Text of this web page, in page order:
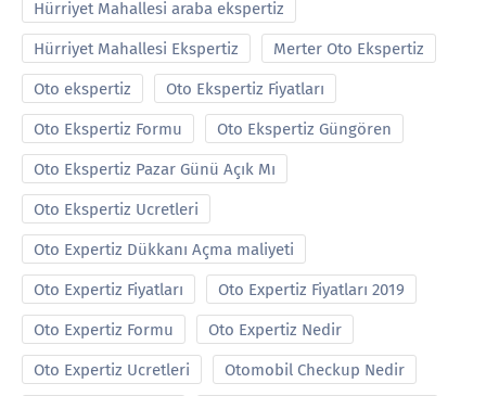
Hürriyet Mahallesi araba ekspertiz
Hürriyet Mahallesi Ekspertiz Merter Oto Ekspertiz
Oto ekspertiz Oto Ekspertiz Fiyatları
Oto Ekspertiz Formu Oto Ekspertiz Güngören
Oto Ekspertiz Pazar Günü Açık Mı
Oto Ekspertiz Ucretleri
Oto Expertiz Dükkanı Açma maliyeti
Oto Expertiz Fiyatları Oto Expertiz Fiyatları 2019
Oto Expertiz Formu Oto Expertiz Nedir
Oto Expertiz Ucretleri Otomobil Checkup Nedir